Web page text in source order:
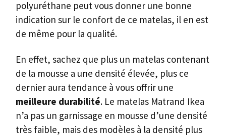
polyuréthane peut vous donner une bonne
indication sur le confort de ce matelas, il en est
de même pour la qualité.
En effet, sachez que plus un matelas contenant
de la mousse a une densité élevée, plus ce
dernier aura tendance à vous offrir une
meilleure durabilité. Le matelas Matrand Ikea
n’a pas un garnissage en mousse d’une densité
très faible, mais des modèles à la densité plus